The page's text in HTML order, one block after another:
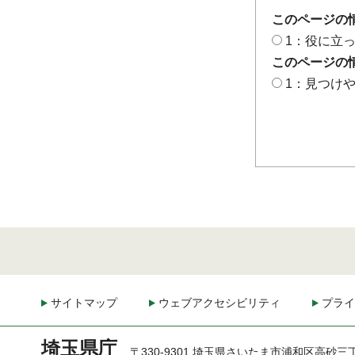
このページの
1：役に立
このページの
1：見つけ
サイトマップ ウェブアクセシビリティ プラ
埼玉県庁 〒330-9301 埼玉県さいたま市浦和区高砂三